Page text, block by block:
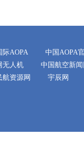
际AOPA
中国AOPA
无人机
中国航空新
航资源网
宇辰网